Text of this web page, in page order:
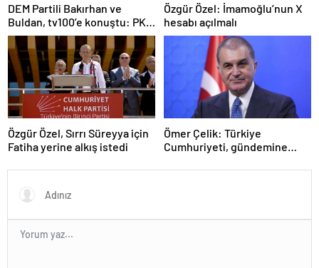
DEM Partili Bakırhan ve
Buldan, tv100’e konuştu: PKK
ne zaman kendini feshedecek
Özgür Özel: İmamoğlu’nun X
hesabı açılmalı
Özgür Özel, Sırrı Süreyya için
Fatiha yerine alkış istedi
Ömer Çelik: Türkiye
Cumhuriyeti, gündemine